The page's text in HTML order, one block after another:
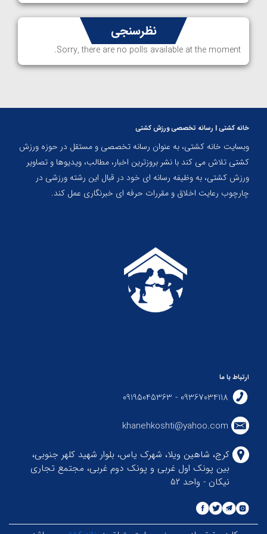
نظرسنجی
Sorry, there are no polls available at the moment.
خانه کشتی | رسانه تخصصی ورزش کشتی
وبسایت خانه کشتی، به عنوان رسانه تخصصی و مستقل در حوزه ورزش
کشتی تلاش می کند با نشر بروزترین اخبار، مطالب، ویدیوها و تصاویر
ورزش کشتی، به وظیفه رسانه ای خود در قبال این رشته ورزشی در
چارچوب رعایت اخلاق و مقررات حرفه ای خبرنگاری عمل کند.
ارتباط با ما
09367034118 - 09195045363
khanehkoshti@yahoo.com
کرج، شاهین ویلا، شهرک یاس، بلوار شهید کلهر جنوبی،
بین پونک اول غربی و پونک دوم غربی، مجتمع تجاری
نیکان - واحد ۵۲